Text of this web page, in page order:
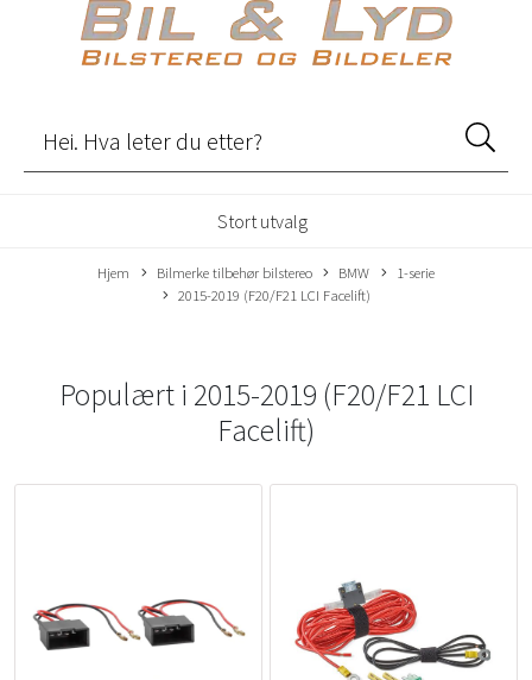
Stort utvalg
Hjem Bilmerke tilbehør bilstereo BMW
1-serie
2015-2019 (F20/F21 LCI Facelift)
Populært i 2015-2019 (F20/F21 LCI
Facelift)